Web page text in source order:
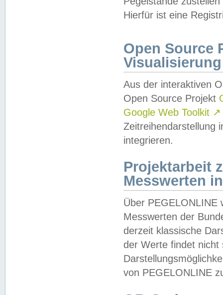
Hierfür ist eine
Open Source
Visualisierung
Aus der interaktiven
Open Source Projekt
Google Web Toolkit ↗
Zeitreihendarstellung
integrieren.
Projektarbeit
Messwerten
Über PEGELONLINE
Messwerten der
derzeit klassische
der Werte findet
von PEGELONLINE